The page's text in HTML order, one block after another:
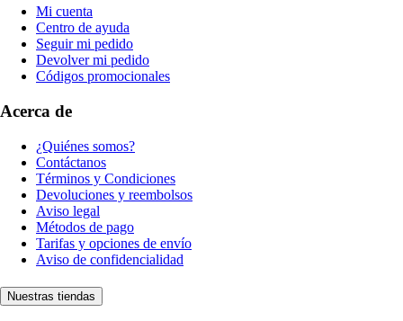
Mi cuenta
Centro de ayuda
Seguir mi pedido
Devolver mi pedido
Códigos promocionales
Acerca de
¿Quiénes somos?
Contáctanos
Términos y Condiciones
Devoluciones y reembolsos
Aviso legal
Métodos de pago
Tarifas y opciones de envío
Aviso de confidencialidad
Nuestras tiendas